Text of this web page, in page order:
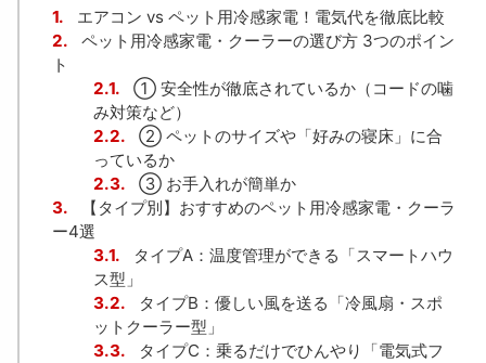
1.
エアコン vs ペット用冷感家電！電気代を徹底比較
2.
ペット用冷感家電・クーラーの選び方 3つのポイン
ト
2.1.
① 安全性が徹底されているか（コードの噛
み対策など）
2.2.
② ペットのサイズや「好みの寝床」に合
っているか
2.3.
③ お手入れが簡単か
3.
【タイプ別】おすすめのペット用冷感家電・クーラ
ー4選
3.1.
タイプA：温度管理ができる「スマートハウ
ス型」
3.2.
タイプB：優しい風を送る「冷風扇・スポ
ットクーラー型」
3.3.
タイプC：乗るだけでひんやり「電気式フ